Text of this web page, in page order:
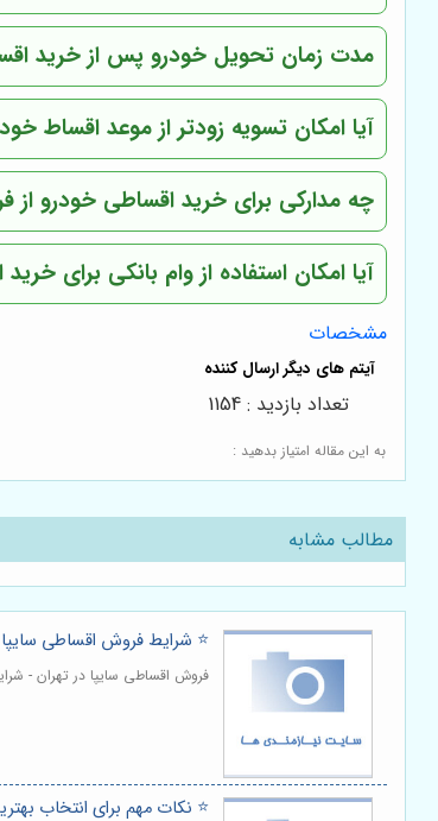
مدت زمان تحویل خودرو پس از خرید
آیا امکان تسویه زودتر از موعد اقساط
چه مدارکی برای خرید اقساطی خودرو از
آیا امکان استفاده از وام بانکی برای
مشخصات
به این مقاله امتیاز بدهید :
تعداد بازدید : 1154
مطالب مشابه
⭐️ شرایط فروش اقساطی سایپا
فروش اقساطی سایپا در تهران -
⭐️ نکات مهم برای انتخاب